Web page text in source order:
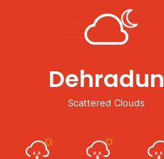
Dehradun
Scattered Clouds